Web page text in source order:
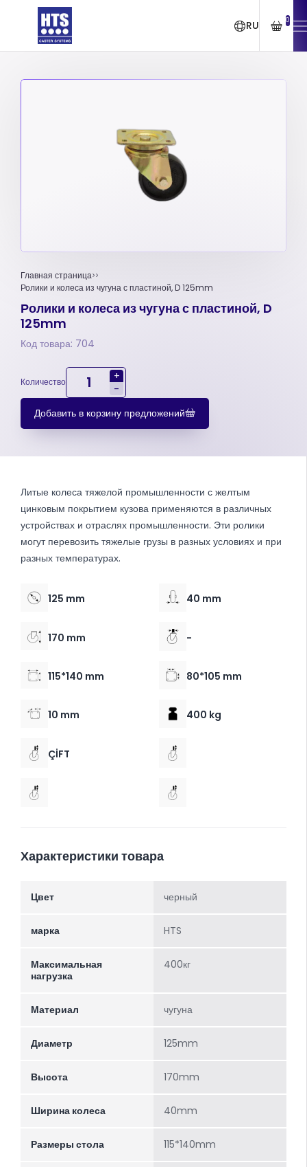
RU 0
Главная страница
Ролики и колеса из чугуна с пластиной, D 125mm
Ролики и колеса из чугуна с пластиной, D
125mm
Код товара: 704
Количество
+
-
Добавить в корзину предложений
Литые колеса тяжелой промышленности с желтым
цинковым покрытием кузова применяются в различных
устройствах и отраслях промышленности. Эти ролики
могут перевозить тяжелые грузы в разных условиях и при
разных температурах.
125 mm 40 mm
170 mm -
115*140 mm 80*105 mm
10 mm 400 kg
ÇİFT
Характеристики товара
Цвет черный
марка HTS
Максимальная
нагрузка
400кг
Материал чугуна
Диаметр 125mm
Высота 170mm
Ширина колеса 40mm
Размеры стола 115*140mm